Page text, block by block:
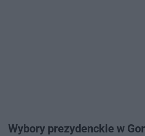
Wybory prezydenckie w